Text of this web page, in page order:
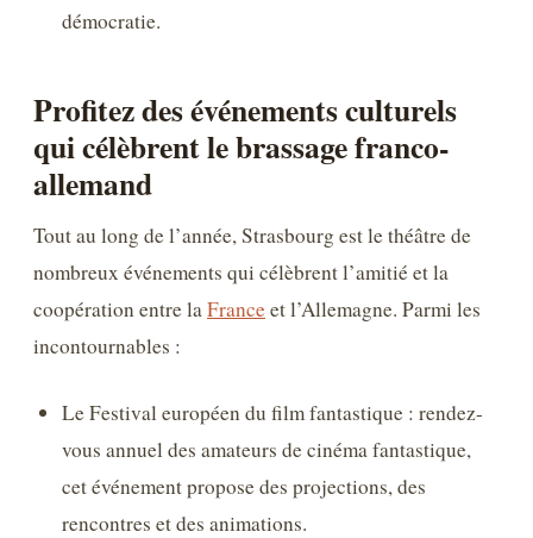
démocratie.
Profitez des événements culturels
qui célèbrent le brassage franco-
allemand
Tout au long de l’année, Strasbourg est le théâtre de
nombreux événements qui célèbrent l’amitié et la
coopération entre laFrance et l’Allemagne. Parmi les
incontournables :
Le Festival européen du film fantastique : rendez-
vous annuel des amateurs de cinéma fantastique,
cet événement propose des projections, des
rencontres et des animations.